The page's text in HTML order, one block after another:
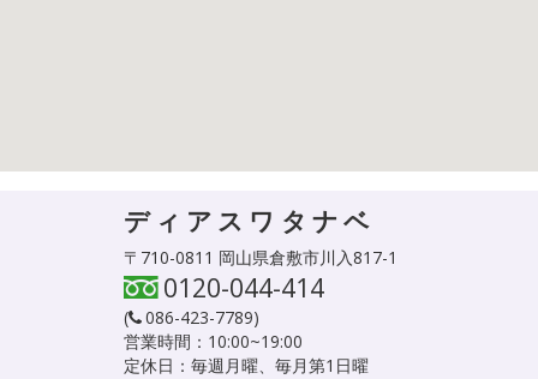
ディアスワタナベ
〒710-0811 岡山県倉敷市川入817-1
0120-044-414
( 086-423-7789)
営業時間：10:00~19:00
定休日：毎週月曜、毎月第1日曜